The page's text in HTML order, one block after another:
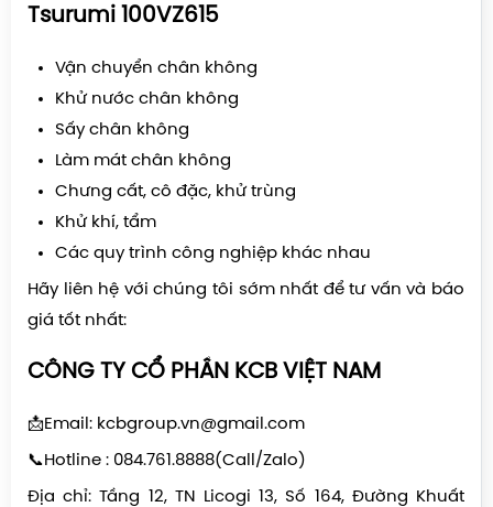
Tsurumi 100VZ615
Vận chuyển chân không
Khử nước chân không
Sấy chân không
Làm mát chân không
Chưng cất, cô đặc, khử trùng
Khử khí, tẩm
Các quy trình công nghiệp khác nhau
Hãy liên hệ với chúng tôi sớm nhất để tư vấn và báo
giá tốt nhất:
CÔNG TY CỔ PHẦN KCB VIỆT NAM
📩Email: kcbgroup.vn@gmail.com
📞Hotline : 084.761.8888(Call/Zalo)
Địa chỉ: Tầng 12, TN Licogi 13, Số 164, Đường Khuất